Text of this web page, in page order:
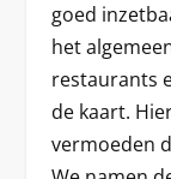
goed
het
restaurants
de kaart.
vermoeden